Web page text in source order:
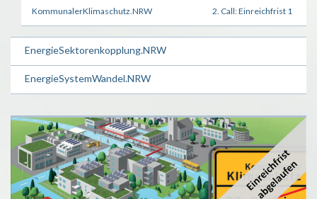
2. Call: Einreichfrist 1
KommunalerKlimaschutz.NRW
EnergieSektorenkopplung.NRW
EnergieSystemWandel.NRW